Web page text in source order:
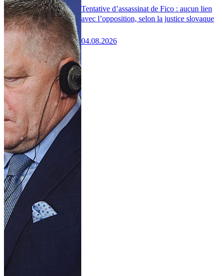
Tentative d’assassinat de Fico : aucun lien
avec l’opposition, selon la justice slovaque
04.08.2026